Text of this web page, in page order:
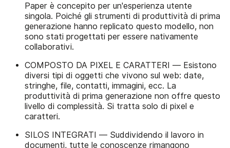
Paper è concepito per un'esperienza utente
singola. Poiché gli strumenti di produttività di prima
generazione hanno replicato questo modello, non
sono stati progettati per essere nativamente
collaborativi.
COMPOSTO DA PIXEL E CARATTERI — Esistono
diversi tipi di oggetti che vivono sul web: date,
stringhe, file, contatti, immagini, ecc. La
produttività di prima generazione non offre questo
livello di complessità. Si tratta solo di pixel e
caratteri.
SILOS INTEGRATI — Suddividendo il lavoro in
documenti, tutte le conoscenze rimangono